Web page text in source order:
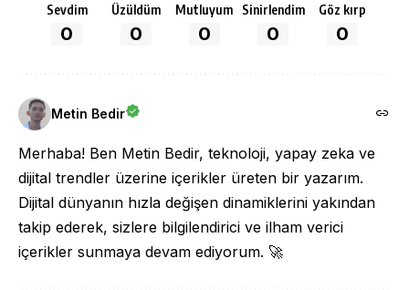
Sevdim
0
Üzüldüm
0
Mutluyum
0
Sinirlendim
0
Göz kırp
0
Metin Bedir
Merhaba! Ben Metin Bedir, teknoloji, yapay zeka ve
dijital trendler üzerine içerikler üreten bir yazarım.
Dijital dünyanın hızla değişen dinamiklerini yakından
takip ederek, sizlere bilgilendirici ve ilham verici
içerikler sunmaya devam ediyorum. 🚀